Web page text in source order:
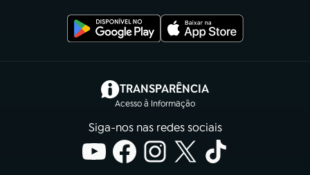
TRANSPARÊNCIA
Acesso à Informação
(abre em nova aba)
Siga-nos nas redes sociais